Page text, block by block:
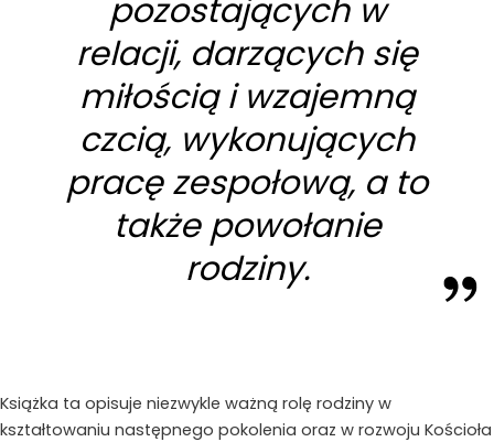
pozostających w
relacji, darzących się
miłością i wzajemną
czcią, wykonujących
pracę zespołową, a to
także powołanie
rodziny.
Książka ta opisuje niezwykle ważną rolę rodziny w
kształtowaniu następnego pokolenia oraz w rozwoju Kościoła